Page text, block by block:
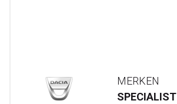
MERKEN
SPECIALIST